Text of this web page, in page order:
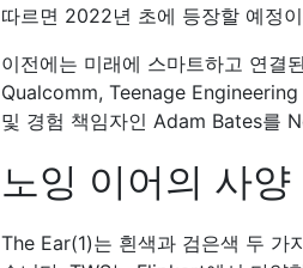
따르면 2022년 초에 등장할 예정
이전에는 미래에 스마트하고 연결
Qualcomm, Teenage
및 경험 책임자인 Adam Bates를
노잉 이어의 사양
The Ear(1)는 흰색과 검은색 두